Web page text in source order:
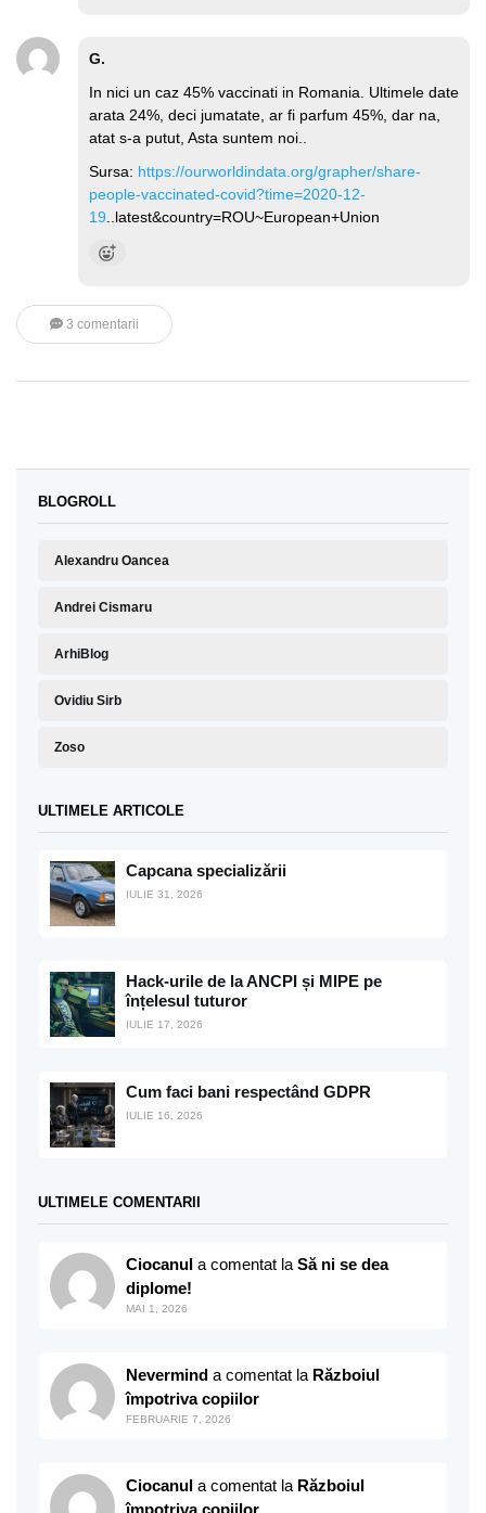
G.
In nici un caz 45% vaccinati in Romania. Ultimele date
arata 24%, deci jumatate, ar fi parfum 45%, dar na,
atat s-a putut, Asta suntem noi..
Sursa: https://ourworldindata.org/grapher/share-
people-vaccinated-covid?time=2020-12-
19 ..latest&country=ROU~European+Union
3 comentarii
BLOGROLL
Alexandru Oancea
Andrei Cismaru
ArhiBlog
Ovidiu Sirb
Zoso
ULTIMELE ARTICOLE
Capcana specializării
IULIE 31, 2026
Hack-urile de la ANCPI și MIPE pe
înțelesul tuturor
IULIE 17, 2026
Cum faci bani respectând GDPR
IULIE 16, 2026
ULTIMELE COMENTARII
Ciocanul a comentat la Să ni se dea
diplome!
MAI 1, 2026
Nevermind a comentat la Războiul
împotriva copiilor
FEBRUARIE 7, 2026
Ciocanul a comentat la Războiul
împotriva copiilor